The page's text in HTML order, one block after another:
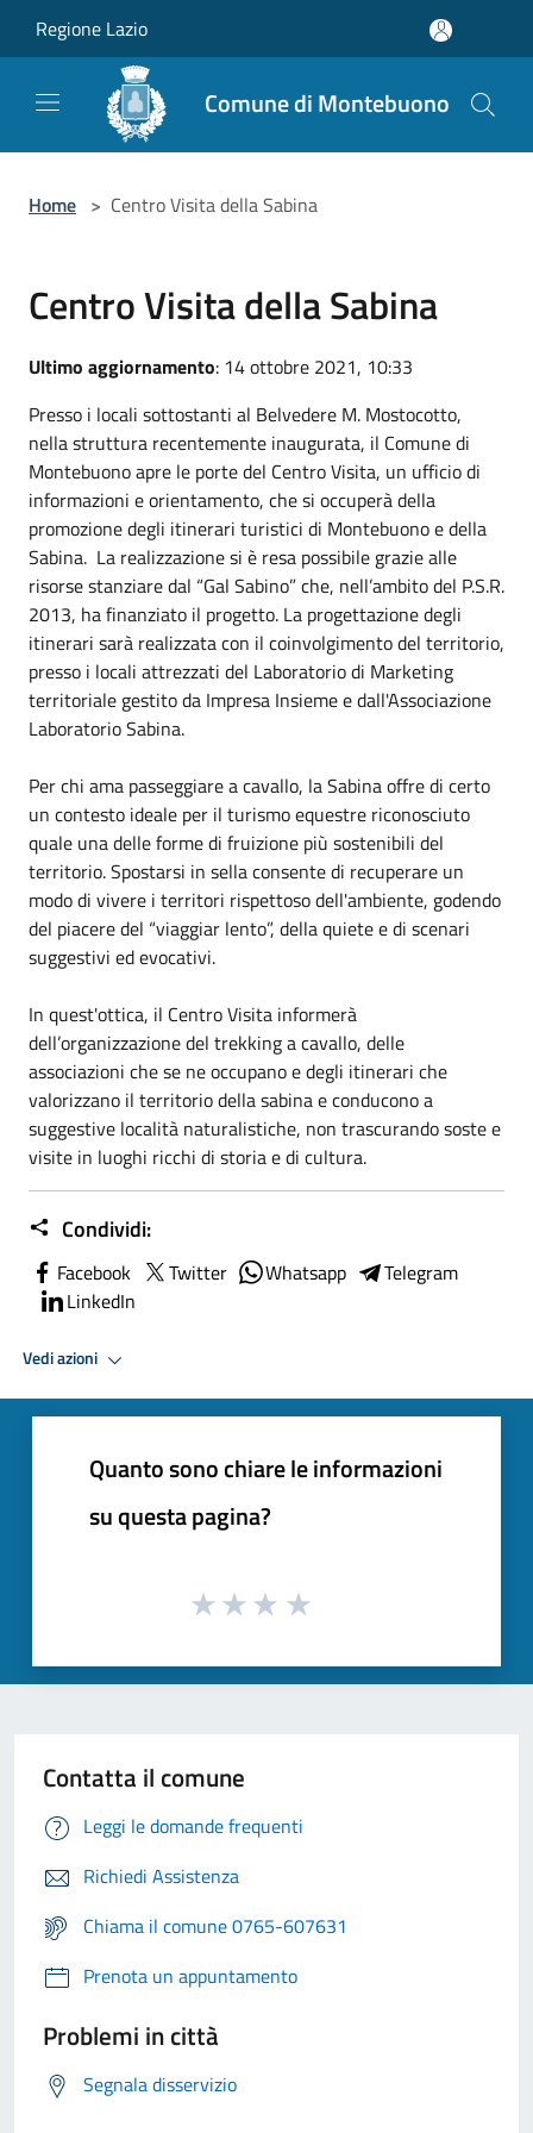
Regione Lazio
Comune di Montebuono
Home > Centro Visita della Sabina
Centro Visita della Sabina
Ultimo aggiornamento: 14 ottobre 2021, 10:33
Presso i locali sottostanti al Belvedere M. Mostocotto,
nella struttura recentemente inaugurata, il Comune di
Montebuono apre le porte del Centro Visita, un ufficio di
informazioni e orientamento, che si occuperà della
promozione degli itinerari turistici di Montebuono e della
Sabina. La realizzazione si è resa possibile grazie alle
risorse stanziare dal “Gal Sabino” che, nell’ambito del P.S.R.
2013, ha finanziato il progetto. La progettazione degli
itinerari sarà realizzata con il coinvolgimento del territorio,
presso i locali attrezzati del Laboratorio di Marketing
territoriale gestito da Impresa Insieme e dall'Associazione
Laboratorio Sabina.
Per chi ama passeggiare a cavallo, la Sabina offre di certo
un contesto ideale per il turismo equestre riconosciuto
quale una delle forme di fruizione più sostenibili del
territorio. Spostarsi in sella consente di recuperare un
modo di vivere i territori rispettoso dell'ambiente, godendo
del piacere del “viaggiar lento”, della quiete e di scenari
suggestivi ed evocativi.
In quest'ottica, il Centro Visita informerà
dell’organizzazione del trekking a cavallo, delle
associazioni che se ne occupano e degli itinerari che
valorizzano il territorio della sabina e conducono a
suggestive località naturalistiche, non trascurando soste e
visite in luoghi ricchi di storia e di cultura.
Condividi:
Facebook Twitter Whatsapp
Telegram
LinkedIn
Vedi azioni
Quanto sono chiare le informazioni
su questa pagina?
Contatta il comune
Leggi le domande frequenti
Richiedi Assistenza
Chiama il comune 0765-607631
Prenota un appuntamento
Problemi in città
Segnala disservizio